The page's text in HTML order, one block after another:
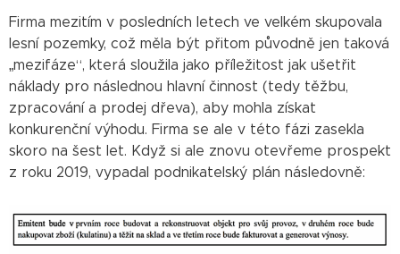
Firma mezitím v posledních letech ve velkém skupovala
lesní pozemky, což měla být přitom původně jen taková
„mezifáze“, která sloužila jako příležitost jak ušetřit
náklady pro následnou hlavní činnost (tedy těžbu,
zpracování a prodej dřeva), aby mohla získat
konkurenční výhodu. Firma se ale v této fázi zasekla
skoro na šest let. Když si ale znovu otevřeme prospekt
z roku 2019, vypadal podnikatelský plán následovně: